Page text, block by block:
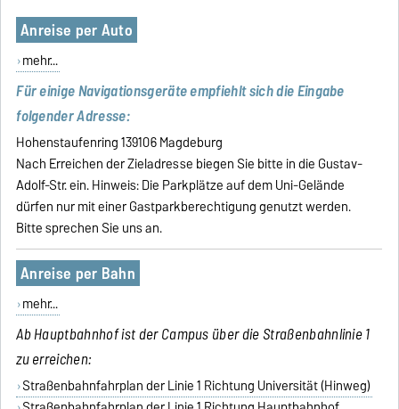
Anreise per Auto
mehr...
Für einige Navigationsgeräte empfiehlt sich die Eingabe
folgender Adresse:
Hohenstaufenring 139106 Magdeburg
Nach Erreichen der Zieladresse biegen Sie bitte in die Gustav-
Adolf-Str. ein. Hinweis: Die Parkplätze auf dem Uni-Gelände
dürfen nur mit einer Gastparkberechtigung genutzt werden.
Bitte sprechen Sie uns an.
Anreise per Bahn
mehr...
Ab Hauptbahnhof ist der Campus über die Straßenbahnlinie 1
zu erreichen:
Straßenbahnfahrplan der Linie 1 Richtung Universität (Hinweg)